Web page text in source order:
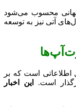
جهانی محسوب می‌شود
آتی نیز به توسعه
اطلاعاتی است که بر
است.
این اخبار